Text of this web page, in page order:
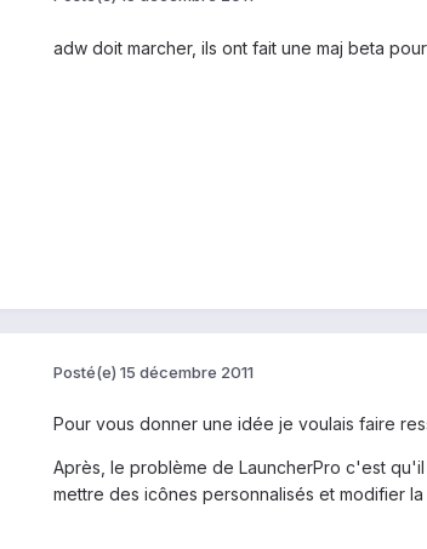
adw doit marcher, ils ont fait une maj beta
Posté(e) 15 décembre 2011
Pour vous donner une idée je voulais faire
Après, le problème de LauncherPro c'est
mettre des icônes personnalisés et modifier